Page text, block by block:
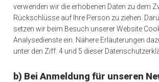
verwenden wir die erhobenen Daten zu dem
Rückschlüsse auf Ihre Person zu ziehen.
setzen wir beim Besuch unserer Website
Analysedienste ein. Nähere Erläuterungen
unter den Ziff. 4 und 5 dieser
b) Bei Anmeldung für unseren